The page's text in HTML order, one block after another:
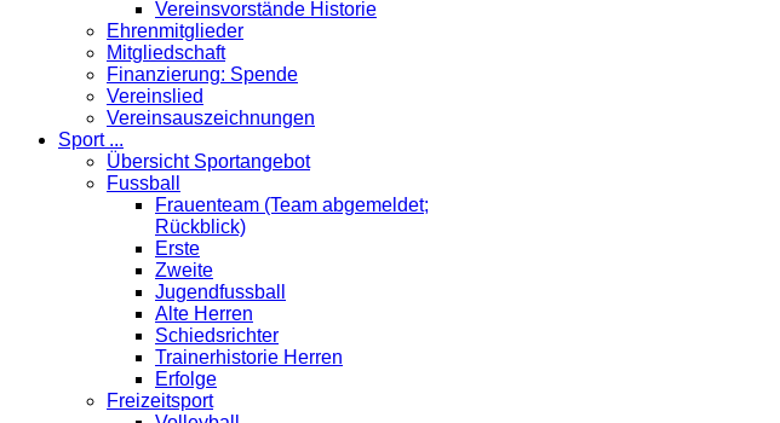
Vereinsvorstände Historie
Ehrenmitglieder
Mitgliedschaft
Finanzierung: Spende
Vereinslied
Vereinsauszeichnungen
Sport ...
Übersicht Sportangebot
Fussball
Frauenteam (Team abgemeldet;
Rückblick)
Erste
Zweite
Jugendfussball
Alte Herren
Schiedsrichter
Trainerhistorie Herren
Erfolge
Freizeitsport